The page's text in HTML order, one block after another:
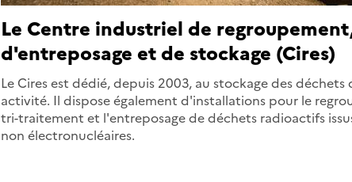
Le Centre industriel de
d'entreposage et de stockage (Cires)
Le Cires est dédié, depuis 2003, au stockage des déchets
activité. Il dispose également d'installations pour le
tri-traitement et l'entreposage de déchets radioactifs
non électronucléaires.